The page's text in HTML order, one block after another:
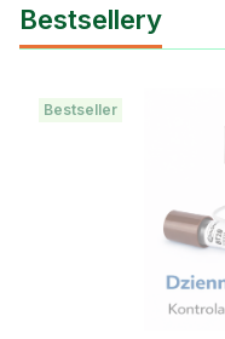
Bestsellery
Bestseller